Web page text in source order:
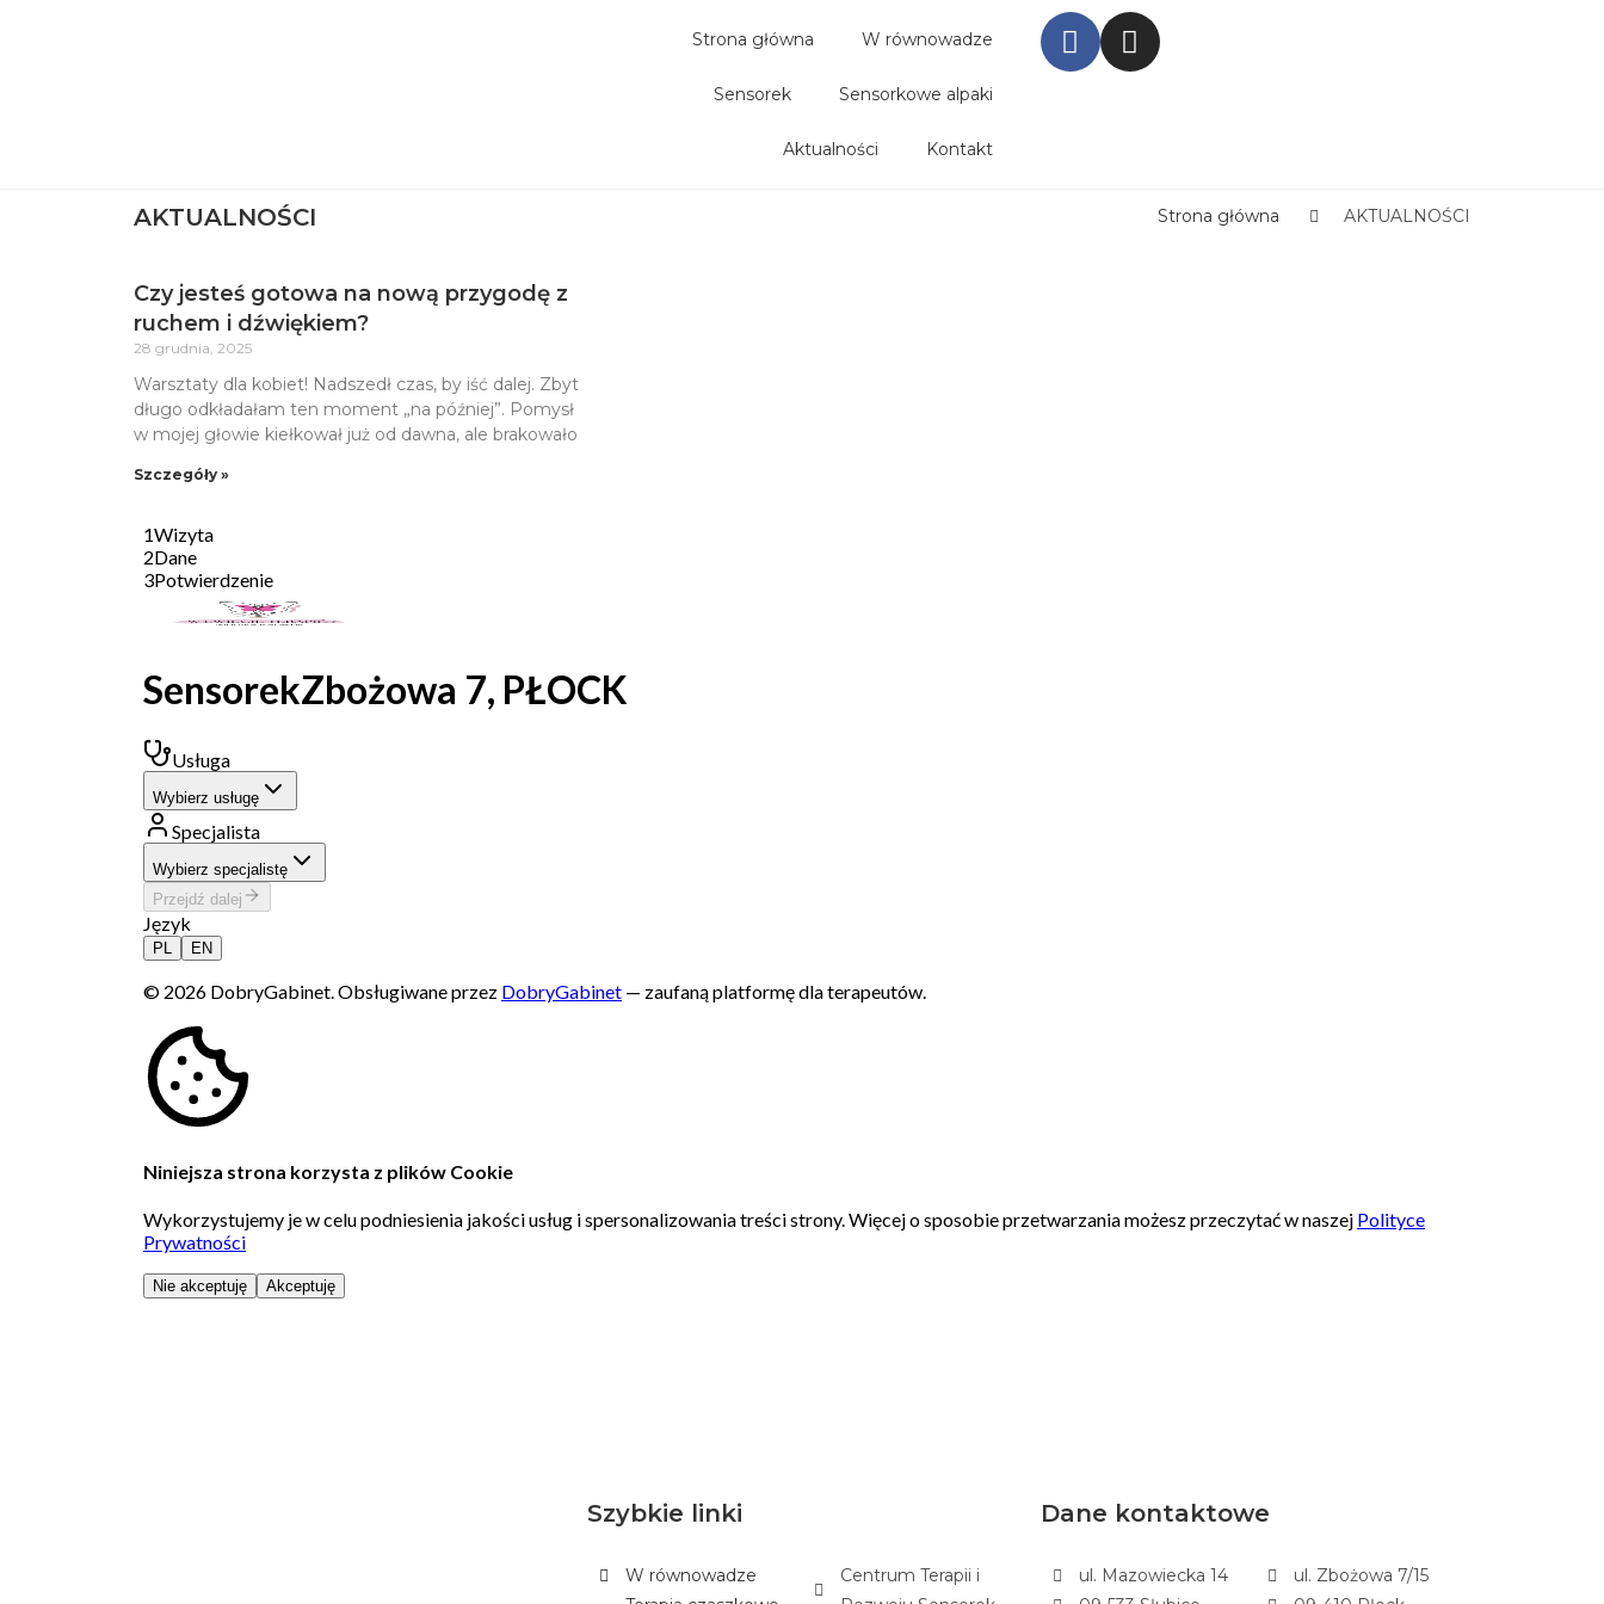
Strona główna W równowadze
Sensorek Sensorkowe alpaki
Aktualności Kontakt
AKTUALNOŚCI Strona główna AKTUALNOŚCI
Czy jesteś gotowa na nową przygodę z
ruchem i dźwiękiem?
28 grudnia, 2025
Warsztaty dla kobiet! Nadszedł czas, by iść dalej. Zbyt
długo odkładałam ten moment „na później”. Pomysł
w mojej głowie kiełkował już od dawna, ale brakowało
Szczegóły »
Szybkie linki
W równowadze
Centrum Terapii i
Dane kontaktowe
ul. Mazowiecka 14
ul. Zbożowa 7/15